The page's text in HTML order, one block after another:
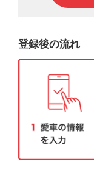
登録後の流れ